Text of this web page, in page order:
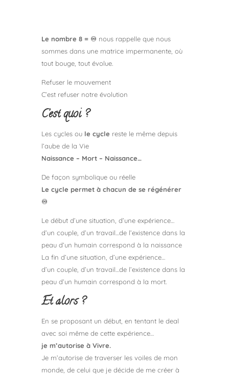
Le nombre 8 = ♾ nous rappelle que nous
sommes dans une matrice impermanente, où
tout bouge, tout évolue.
Refuser le mouvement
C’est refuser notre évolution
C’est quoi ?
Les cycles oule cycle reste le même depuis
l’aube de la Vie
Naissance – Mort – Naissance…
De façon symbolique ou réelle
Le cycle permet à chacun de se régénérer
♾
Le début d’une situation, d’une expérience…
d’un couple, d’un travail…de l’existence dans la
peau d’un humain correspond à la naissance
La fin d’une situation, d’une expérience…
d’un couple, d’un travail…de l’existence dans la
peau d’un humain correspond à la mort.
Et alors ?
En se proposant un début, en tentant le deal
avec soi même de cette expérience…
je m’autorise à Vivre.
Je m’autorise de traverser les voiles de mon
monde, de celui que je décide de me créer à